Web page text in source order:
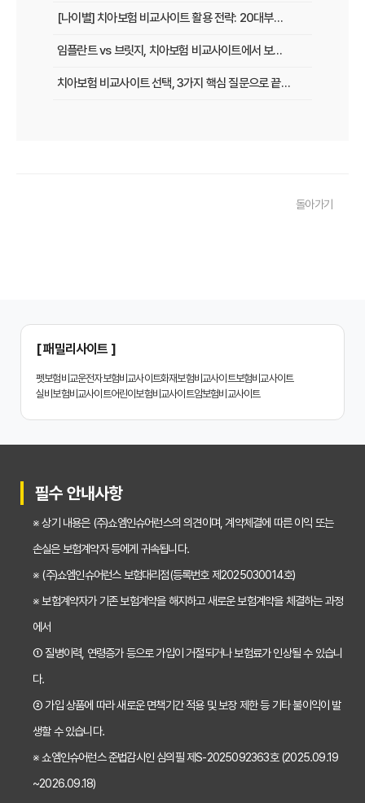
[나이별] 치아보험 비교사이트 활용 전략: 20대부터 60대까지 맞춤 가이드
임플란트 vs 브릿지, 치아보험 비교사이트에서 보장 범위 꼼꼼하게 확인하는 꿀팁
치아보험 비교사이트 선택, 3가지 핵심 질문으로 끝내기
치아보험 비교사이트 똑똑하게 활용하는 3가지 꿀팁
치아보험 비교사이트 선택 전 반드시 알아야 할 5가지 핵심 질문
임플란트, 크라운 치료비 부담? 치아보험 비교사이트 활용법 및 보장꿀팁
2026년 치아보험, 가격 vs 보장! 비교 분석으로 나에게 딱 맞는 보험 찾기
치아보험 비교사이트 활용법: 숨겨진 보장까지 꼼꼼하게 찾는 꿀팁
치아보험 비교사이트 활용법: 숨은 꿀팁 대방출! 보험료 절약 노하우
돌아가기
[ 패밀리사이트 ]
펫보험비교운전자보험비교사이트화재보험비교사이트보험비교사이트
실비보험비교사이트어린이보험비교사이트암보험비교사이트
필수 안내사항
※ 상기 내용은 (주)쇼엠인슈어런스의 의견이며, 계약체결에 따른 이익 또는
손실은 보험계약자 등에게 귀속됩니다.
※ (주)쇼엠인슈어런스 보험대리점(등록번호 제2025030014호)
※ 보험계약자가 기존 보험계약을 해지하고 새로운 보험계약을 체결하는 과정
에서
① 질병이력, 연령증가 등으로 가입이 거절되거나 보험료가 인상될 수 있습니
다.
② 가입 상품에 따라 새로운 면책기간 적용 및 보장 제한 등 기타 불이익이 발
생할 수 있습니다.
※ 쇼엠인슈어런스 준법감시인 심의필 제S-2025092363호 (2025.09.19
~2026.09.18)